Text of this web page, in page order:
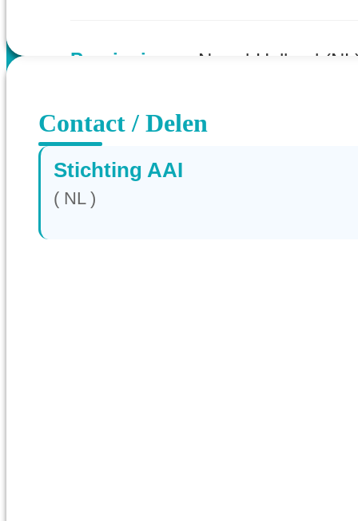
Provincie Noord-Holland
Contact / Delen
Stichting AAI
( NL )